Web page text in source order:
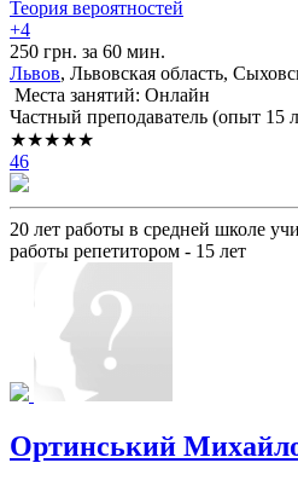
Теория вероятностей
+4
250 грн. за 60 мин.
Львов, Львовская область,
Места занятий: Онлайн
Частный преподаватель (опыт 15
★★★★★
46
20 лет работы в средней школе
работы репетитором - 15 лет
Ортинський